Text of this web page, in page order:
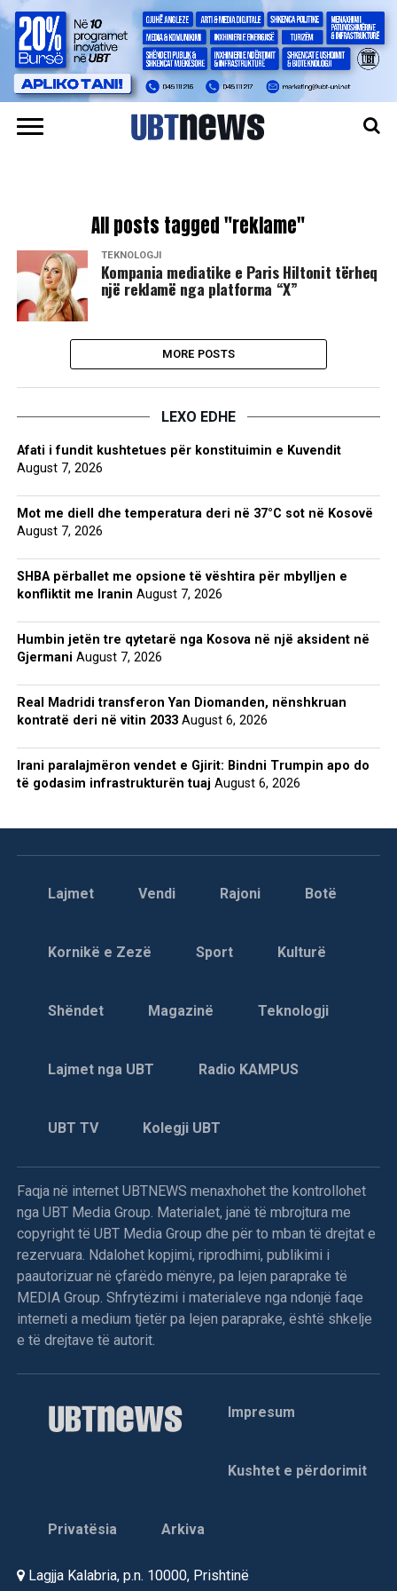
All posts tagged "reklame"
TEKNOLOGJI
Kompania mediatike e Paris Hiltonit tërheq
një reklamë nga platforma “X”
MORE POSTS
LEXO EDHE
Afati i fundit kushtetues për konstituimin e Kuvendit
August 7, 2026
Mot me diell dhe temperatura deri në 37°C sot në Kosovë
August 7, 2026
SHBA përballet me opsione të vështira për mbylljen e
konfliktit me Iranin August 7, 2026
Humbin jetën tre qytetarë nga Kosova në një aksident në
Gjermani August 7, 2026
Real Madridi transferon Yan Diomanden, nënshkruan
kontratë deri në vitin 2033 August 6, 2026
Irani paralajmëron vendet e Gjirit: Bindni Trumpin apo do
të godasim infrastrukturën tuaj August 6, 2026
Lajmet Vendi Rajoni Botë
Kornikë e Zezë Sport Kulturë
Shëndet Magazinë Teknologji
Lajmet nga UBT Radio KAMPUS
UBT TV Kolegji UBT
Faqja në internet UBTNEWS menaxhohet the kontrollohet
nga UBT Media Group. Materialet, janë të mbrojtura me
copyright të UBT Media Group dhe për to mban të drejtat e
rezervuara. Ndalohet kopjimi, riprodhimi, publikimi i
paautorizuar në çfarëdo mënyre, pa lejen paraprake të
MEDIA Group. Shfrytëzimi i materialeve nga ndonjë faqe
interneti a medium tjetër pa lejen paraprake, është shkelje
e të drejtave të autorit.
Impresum
Kushtet e përdorimit
Privatësia Arkiva
Lagjja Kalabria, p.n. 10000, Prishtinë